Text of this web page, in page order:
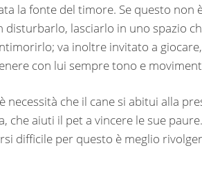
la fonte del timore. Se questo non
disturbarlo, lasciarlo in uno spazio
va inoltre invitato a
con lui sempre tono e
necessità che il cane si abitui alla
che aiuti il pet a vincere le sue
difficile per questo è meglio